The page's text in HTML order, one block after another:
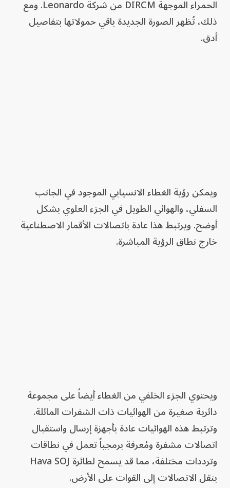
الحمراء الموجهة DIRCM من شركة Leonardo. ومع
ذلك، تُظهر الصورة الجديدة باقي حمولاتها بتفاصيل
أدق.
ويمكن رؤية الغطاء الانسيابي الموجود في الجانب
السفلي، والهوائي الطويل في الجزء العلوي بشكل
أوضح. ويرتبط هذا عادة باتصالات الأقمار الاصطناعية
خارج نطاق الرؤية المباشرة.
ويحتوي الجزء الخلفي من الغطاء أيضاً على مجموعة
دائرية صغيرة من الهوائيات ذات الشفرات المائلة.
وترتبط هذه الهوائيات عادة بأجهزة إرسال واستقبال
اتصالات مشفرة ومُعرفة برمجياً تعمل في نطاقات
وترددات مختلفة، مما قد يسمح لطائرة Hava SOJ
بنقل الاتصالات إلى القوات على الأرض.